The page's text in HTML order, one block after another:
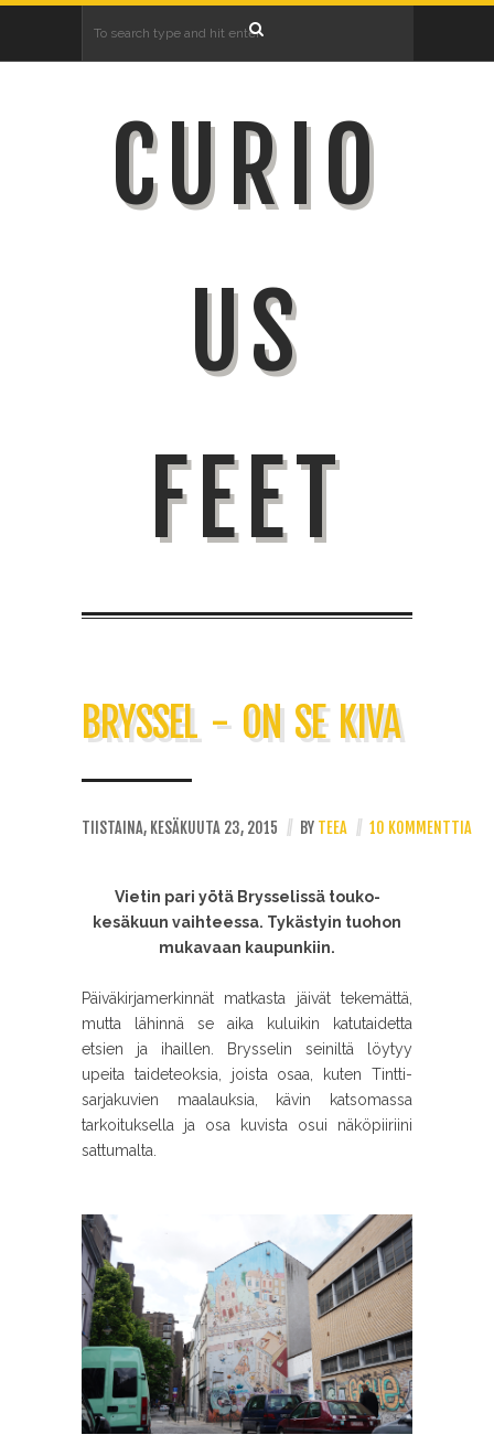
CURIO
US
FEET
BRYSSEL - ON SE KIVA
TIISTAINA, KESÄKUUTA 23, 2015 // BY TEEA // 10 KOMMENTTIA
Vietin pari yötä Brysselissä touko-
kesäkuun vaihteessa. Tykästyin tuohon
mukavaan kaupunkiin.
Päiväkirjamerkinnät matkasta jäivät tekemättä,
mutta lähinnä se aika kuluikin katutaidetta
etsien ja ihaillen. Brysselin seiniltä löytyy
upeita taideteoksia, joista osaa, kuten Tintti-
sarjakuvien maalauksia, kävin katsomassa
tarkoituksella ja osa kuvista osui näköpiiriini
sattumalta.